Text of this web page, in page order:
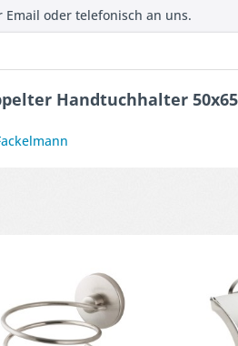
Email oder telefonisch an uns.
Handtuchhalter